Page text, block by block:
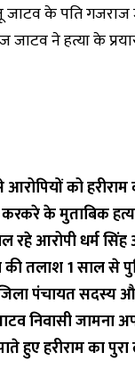
जाटव के पति
जाटव ने हत्या के
को हरीराम
करकरे के मुताबिक
रहे आरोपी धर्म सिंह
की तलाश 1 साल से
पंचायत सदस्य
निवासी जामना
हुए हरीराम का पुरा